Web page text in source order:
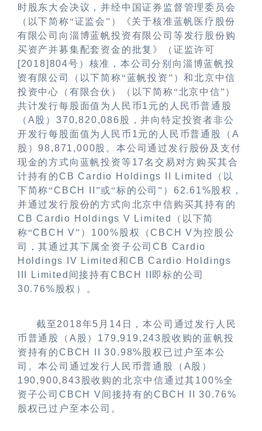
时股东大会决议，并经中国证券监督管理委员会
（以下简称“证监会”）《关于核准蓝帆医疗股份
有限公司向淄博蓝帆投资有限公司等发行股份购
买资产并募集配套资金的批复》（证监许可
[2018]804号）核准，本公司分别向淄博蓝帆投
资有限公司（以下简称“蓝帆投资”）和北京中信
投资中心（有限合伙）（以下简称“北京中信”）
共计发行每股面值为人民币1 元的人民币普通股
（ A 股）370,820,086 股，并向特定投资者非公
开发行每股面值为人民币 1元的人民币普通股（ A
股）98,871,000 股。本公司通过发行股份及支付
现金的方式向蓝帆投资等17名交易对方购买其合
计持有的CB Cardio Holdings II Limited
（以
下简称“CBCH II ”或“标的公司”） 62.61% 股权，
并通过发行股份的方式向北京中信购买其持有的
CB Cardio Holdings V Limited
（以下简
称“CBCH V”） 100% 股权（CBCH V为控股公
司，其通过其下属全资子公司CB Cardio
Holdings IV Limited 和CB Cardio Holdings
III Limited 间接持有CBCH II
即标的公司
30.76% 股权）。
截至2018年5 月 14 日，本公司通过发行人民
币普通股（ A 股） 179,919,243 股收购的蓝帆投
资持有的CBCH II 30.98% 股权已过户至本公
司。本公司通过发行人民币普通股（ A 股）
190,900,843 股收购的北京中信通过其100%全
资子公司CBCH V间接持有的CBCH II 30.76%
股权已过户至本公司。